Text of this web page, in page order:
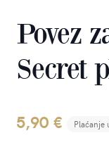
Povez
Secret
5,90 €